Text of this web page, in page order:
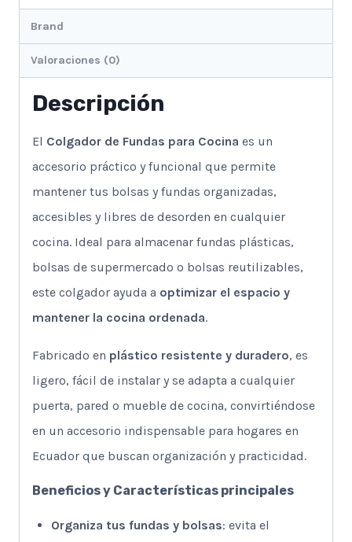
Brand
Valoraciones (0)
Descripción
El Colgador de Fundas para Cocina es un
accesorio práctico y funcional que permite
mantener tus bolsas y fundas organizadas,
accesibles y libres de desorden en cualquier
cocina. Ideal para almacenar fundas plásticas,
bolsas de supermercado o bolsas reutilizables,
este colgador ayuda a optimizar el espacio y
mantener la cocina ordenada.
Fabricado en plástico resistente y duradero, es
ligero, fácil de instalar y se adapta a cualquier
puerta, pared o mueble de cocina, convirtiéndose
en un accesorio indispensable para hogares en
Ecuador que buscan organización y practicidad.
Beneficios y Características principales
Organiza tus fundas y bolsas: evita el